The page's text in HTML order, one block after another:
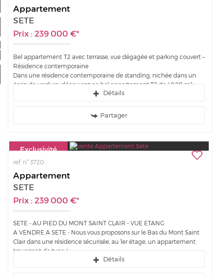
sélection
Appartement
SETE
Prix : 239 000 €*
Bel appartement T2 avec terrasse, vue dégagée et parking couvert –
Résidence contemporaine
Dans une résidence contemporaine de standing, nichée dans un
écrin de verdure, découvrez ce bel appartement T2 de 49,20 m²,
Détails
Partager
ref. n° 3720
Appartement
SETE
Prix : 239 000 €*
SETE - AU PIED DU MONT SAINT CLAIR - VUE ETANG
A VENDRE A SETE - Nous vous proposons sur le Bas du Mont Saint
Clair dans une résidence sécurisée, au 1er étage, un appartement
traversant de type 4...
Détails